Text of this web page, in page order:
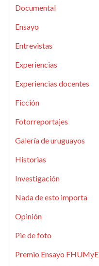
Documental
Ensayo
Entrevistas
Experiencias
Experiencias docentes
Ficción
Fotorreportajes
Galería de uruguayos
Historias
Investigación
Nada de esto importa
Opinión
Pie de foto
Premio Ensayo FHUMyE